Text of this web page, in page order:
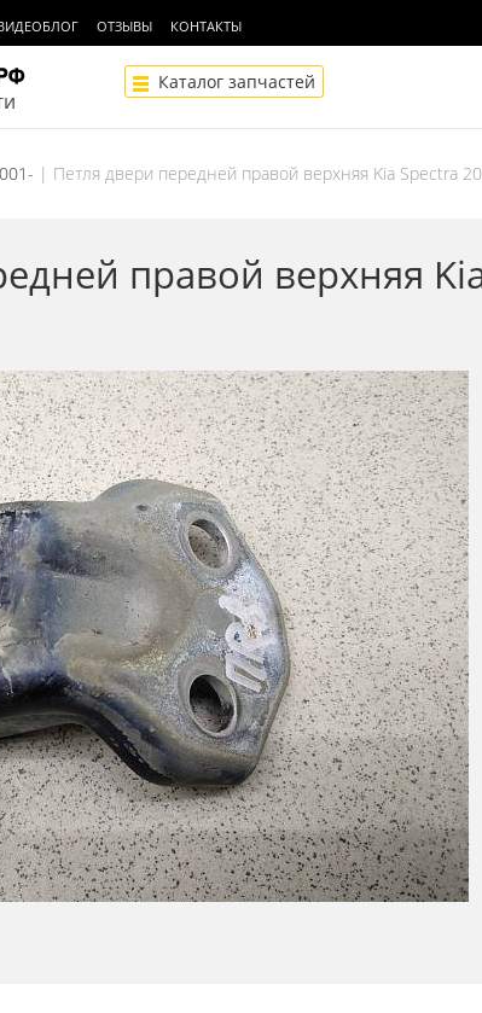
ОТЗЫВЫ КОНТАКТЫ
Каталог запчастей
Петля двери передней правой верхняя Kia Spectra
правой верхняя